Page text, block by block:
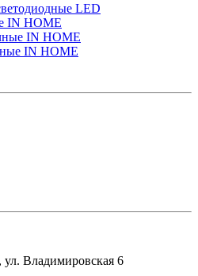
LED
IN HOME
IN HOME
IN HOME
, ул. Владимировская 6